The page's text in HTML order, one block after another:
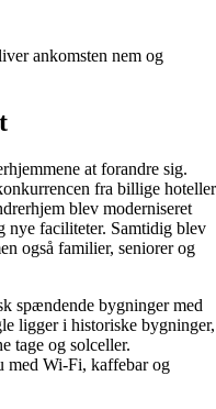
ankomsten nem og
at forandre sig.
fra billige hoteller
blev moderniseret
nye faciliteter. Samtidig blev
også familier, seniorer og
spændende bygninger med
ligger i historiske bygninger,
tage og solceller.
med Wi-Fi, kaffebar og